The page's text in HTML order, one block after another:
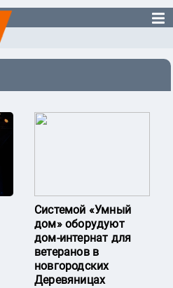
Системой «Умный
дом» оборудуют
дом-интернат для
ветеранов в
новгородских
Деревяницах